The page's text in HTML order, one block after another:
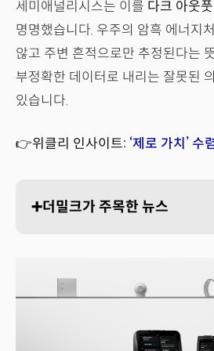
세미애널리시스는 이를 다크 아웃
명명했습니다. 우주의 암흑 에너지
않고 주변 흔적으로만 추정된다는
부정확한 데이터로 내리는 잘못된
있습니다.
👉위클리 인사이트: ‘제로 가치’
➕더밀크가 주목한 뉴스